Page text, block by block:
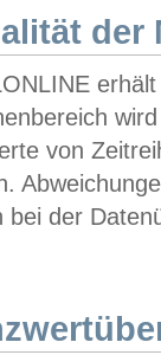
der
von
bei der